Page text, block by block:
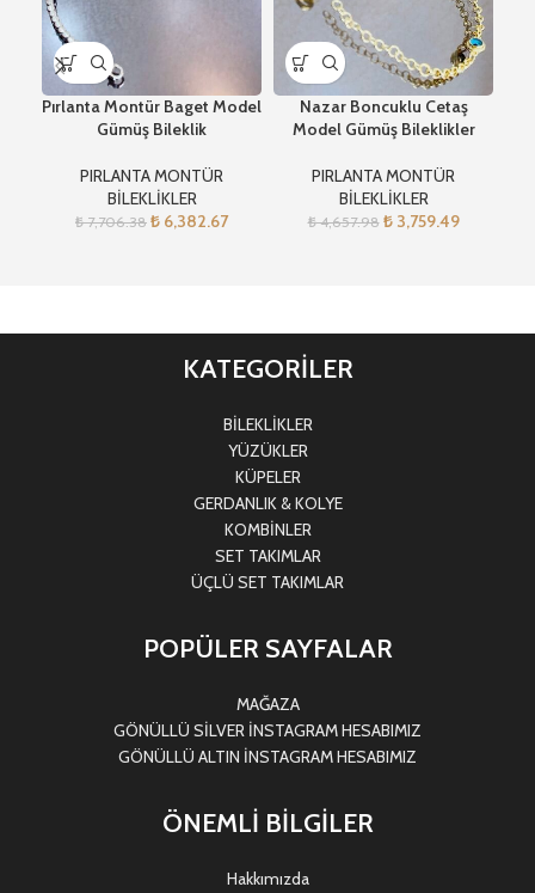
Pırlanta Montür Baget Model
Gümüş Bileklik
PIRLANTA MONTÜR
BİLEKLİKLER
₺7,706.38 ₺ 6,382.67
Nazar Boncuklu Cetaş
Model Gümüş Bileklikler
PIRLANTA MONTÜR
BİLEKLİKLER
₺4,657.98 ₺3,759.49
KATEGORİLER
BİLEKLİKLER
YÜZÜKLER
KÜPELER
GERDANLIK & KOLYE
KOMBİNLER
SET TAKIMLAR
ÜÇLÜ SET TAKIMLAR
POPÜLER SAYFALAR
MAĞAZA
GÖNÜLLÜ SİLVER İNSTAGRAM HESABIMIZ
GÖNÜLLÜ ALTIN İNSTAGRAM HESABIMIZ
ÖNEMLİ BİLGİLER
Hakkımızda